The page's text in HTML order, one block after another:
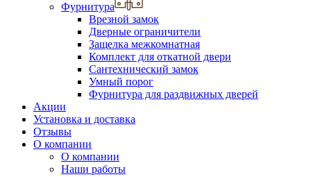
Фурнитура
Врезной замок
Дверные ограничители
Защелка межкомнатная
Комплект для откатной двери
Сантехнический замок
Умный порог
Фурнитура для раздвижных дверей
Акции
Установка и доставка
Отзывы
О компании
О компании
Наши работы